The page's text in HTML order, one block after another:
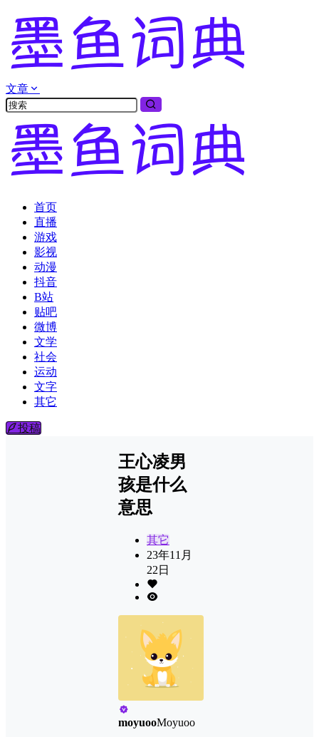
文章
首页
直播
游戏
影视
动漫
抖音
B站
贴吧
微博
文学
社会
运动
文字
其它
投稿
王心凌男
孩是什么
意思
其它
23年11月
22日
moyuooMoyuoo